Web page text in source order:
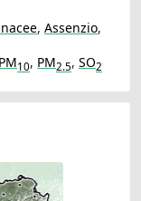
, Assenzio,
PM10, PM2.5, SO2